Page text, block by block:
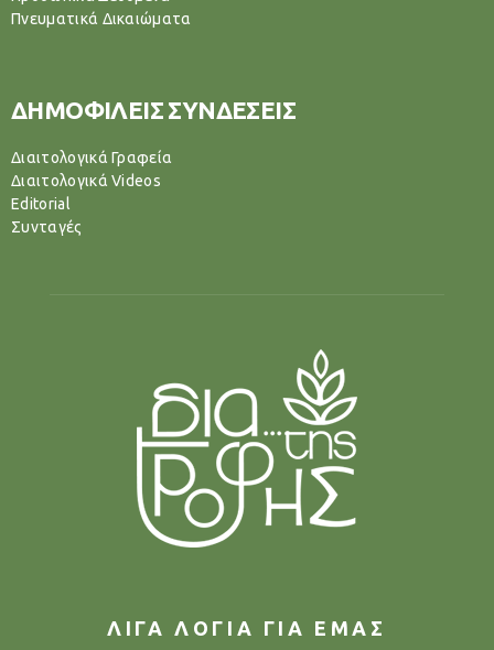
Πνευματικά Δικαιώματα
ΔΗΜΟΦΙΛΕΙΣ ΣΥΝΔΕΣΕΙΣ
Διαιτολογικά Γραφεία
Διαιτολογικά Videos
Editorial
Συνταγές
ΛΙΓΑ ΛΟΓΙΑ ΓΙΑ ΕΜΑΣ